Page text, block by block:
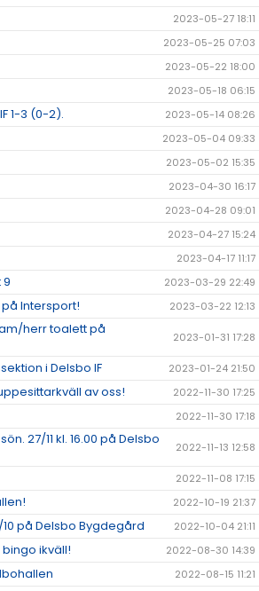
2023-05-27 18:11
2023-05-25 07:03
2023-05-22 18:00
2023-05-18 06:15
1-3 (0-2). 2023-05-14 08:26
2023-05-04 09:33
2023-05-02 15:35
2023-04-30 16:17
2023-04-28 09:01
2023-04-27 15:24
2023-04-17 11:17
2023-03-29 22:49
Intersport! 2023-03-22 12:13
herr toalett på
2023-01-31 17:28
i Delsbo IF 2023-01-24 21:50
av oss! 2022-11-30 17:25
2022-11-30 17:18
27/11 kl. 16.00 på Delsbo
2022-11-13 12:58
2022-11-08 17:15
2022-10-19 21:37
på Delsbo Bygdegård 2022-10-04 21:11
ikväll! 2022-08-30 14:39
2022-08-15 11:21